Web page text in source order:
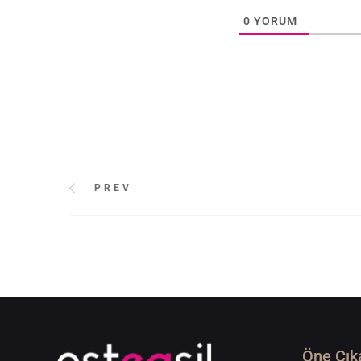
0 YORUM
PREV
Öne